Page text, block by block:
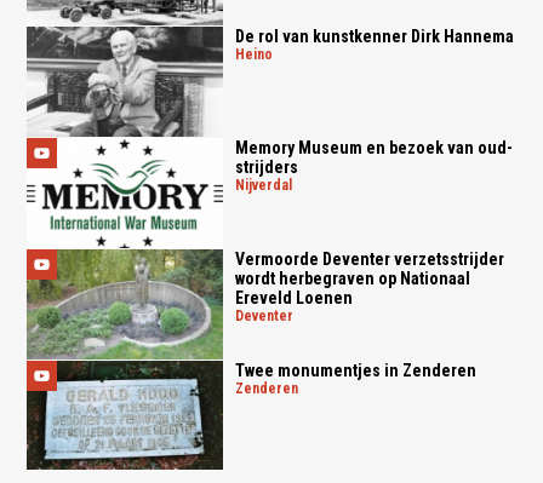
De rol van kunstkenner Dirk Hannema
heino
Memory Museum en bezoek van oud-
strijders
nijverdal
Vermoorde Deventer verzetsstrijder
wordt herbegraven op Nationaal
Ereveld Loenen
deventer
Twee monumentjes in Zenderen
zenderen